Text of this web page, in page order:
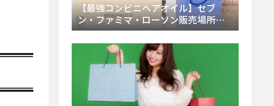
【最強コンビニヘアオイル】セブ
ン・ファミマ・ローソン販売場所
は？今すぐ買えるおすすめ市販品を
徹底調査！